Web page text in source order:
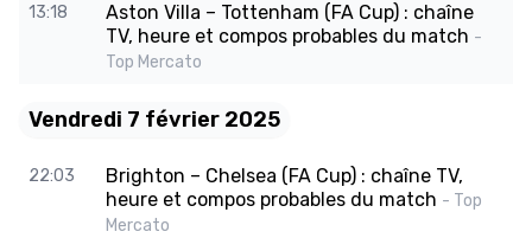
13:18
Aston Villa – Tottenham (FA Cup) : chaîne
TV, heure et compos probables du match -
Top Mercato
Vendredi 7 février 2025
22:03
Brighton – Chelsea (FA Cup) : chaîne TV,
heure et compos probables du match - Top
Mercato